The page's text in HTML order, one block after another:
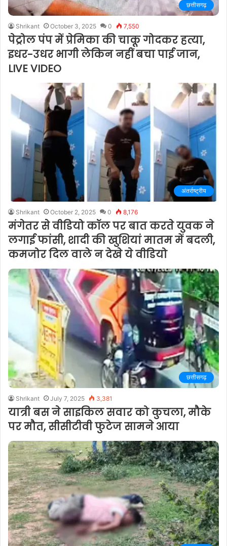
छत्तीसगढ़
Shrikant October 3, 2025 0 7,550
पेट्रोल पंप में प्रेमिका की चाकू गोदकर हत्या,
इधर-उधर भागी लेकिन नहीं बचा पाई जान,
LIVE VIDEO
अंतर्राष्ट्रीय
Shrikant October 2, 2025 0 8,176
मंगेतर से वीडियो कॉल पर बात करते युवक ने
लगाई फांसी, शादी की खुशियां मातम में बदली,
कमजोर दिल वाले न देखे ये वीडियो
छत्तीसगढ़
Shrikant July 7, 2025 3,381
यात्री बस ने साइकिल सवार को कुचला, मौके
पर मौत, सीसीटीवी फुटेज सामने आया